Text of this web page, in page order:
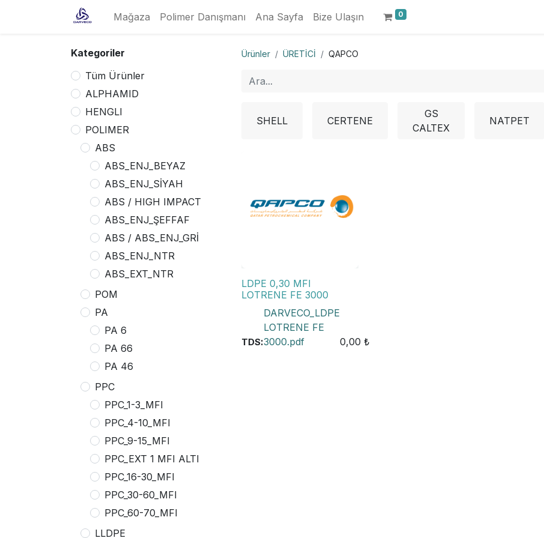
Mağaza Polimer Danışmanı Ana Sayfa Bize Ulaşın 0
Kategoriler
Tüm Ürünler
ALPHAMID
HENGLI
POLIMER
ABS
ABS_ENJ_BEYAZ
ABS_ENJ_SİYAH
ABS / HIGH IMPACT
ABS_ENJ_ŞEFFAF
ABS / ABS_ENJ_GRİ
ABS_ENJ_NTR
ABS_EXT_NTR
POM
PA
PA 6
PA 66
PA 46
PPC
PPC_1-3_MFI
PPC_4-10_MFI
PPC_9-15_MFI
PPC_EXT 1 MFI ALTI
PPC_16-30_MFI
PPC_30-60_MFI
PPC_60-70_MFI
LLDPE
Ürünler ÜRETİCİ QAPCO
SHELL CERTENE
GS
CALTEX
NATPET
LDPE 0,30 MFI
LOTRENE FE 3000
TDS:
DARVECO_LDPE
LOTRENE FE
3000.pdf
0,00 ₺